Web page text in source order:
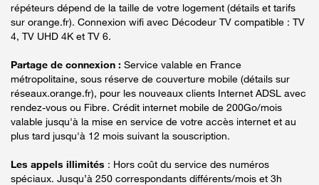
répéteurs dépend de la taille de votre logement (détails et tarifs
sur orange.fr). Connexion wifi avec Décodeur TV compatible : TV
4, TV UHD 4K et TV 6.
Partage de connexion : Service valable en France
métropolitaine, sous réserve de couverture mobile (détails sur
réseaux.orange.fr), pour les nouveaux clients Internet ADSL avec
rendez-vous ou Fibre. Crédit internet mobile de 200Go/mois
valable jusqu'à la mise en service de votre accès internet et au
plus tard jusqu'à 12 mois suivant la souscription.
Les appels illimités : Hors coût du service des numéros
spéciaux. Jusqu’à 250 correspondants différents/mois et 3h